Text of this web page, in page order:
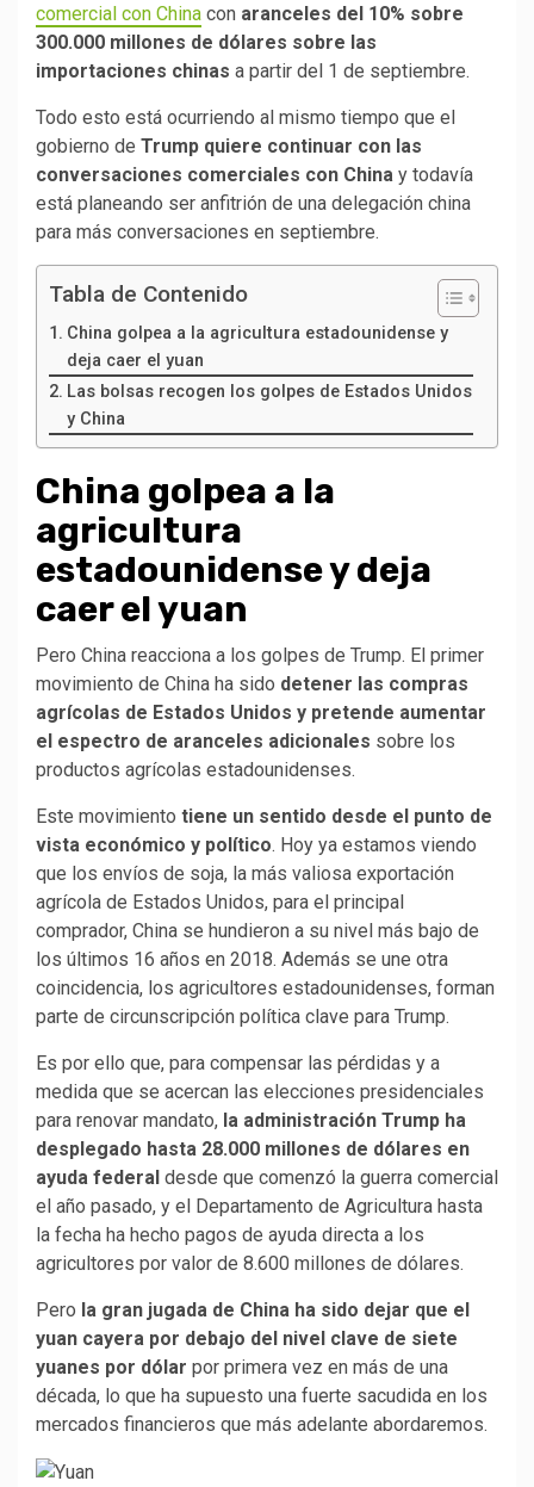
comercial con China con aranceles del 10% sobre
300.000 millones de dólares sobre las
importaciones chinas a partir del 1 de septiembre.
Todo esto está ocurriendo al mismo tiempo que el
gobierno de Trump quiere continuar con las
conversaciones comerciales con China y todavía
está planeando ser anfitrión de una delegación china
para más conversaciones en septiembre.
Tabla de Contenido
China golpea a la agricultura estadounidense y
deja caer el yuan
Las bolsas recogen los golpes de Estados Unidos
y China
China golpea a la
agricultura
estadounidense y deja
caer el yuan
Pero China reacciona a los golpes de Trump. El primer
movimiento de China ha sido detener las compras
agrícolas de Estados Unidos y pretende aumentar
el espectro de aranceles adicionales sobre los
productos agrícolas estadounidenses.
Este movimiento tiene un sentido desde el punto de
vista económico y político. Hoy ya estamos viendo
que los envíos de soja, la más valiosa exportación
agrícola de Estados Unidos, para el principal
comprador, China se hundieron a su nivel más bajo de
los últimos 16 años en 2018. Además se une otra
coincidencia, los agricultores estadounidenses, forman
parte de circunscripción política clave para Trump.
Es por ello que, para compensar las pérdidas y a
medida que se acercan las elecciones presidenciales
para renovar mandato, la administración Trump ha
desplegado hasta 28.000 millones de dólares en
ayuda federal desde que comenzó la guerra comercial
el año pasado, y el Departamento de Agricultura hasta
la fecha ha hecho pagos de ayuda directa a los
agricultores por valor de 8.600 millones de dólares.
Pero la gran jugada de China ha sido dejar que el
yuan cayera por debajo del nivel clave de siete
yuanes por dólar por primera vez en más de una
década, lo que ha supuesto una fuerte sacudida en los
mercados financieros que más adelante abordaremos.